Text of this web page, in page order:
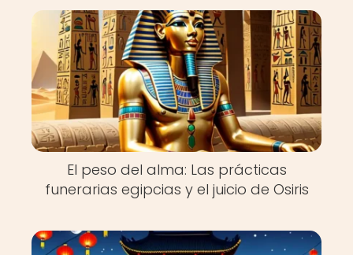
El peso del alma: Las prácticas
funerarias egipcias y el juicio de Osiris